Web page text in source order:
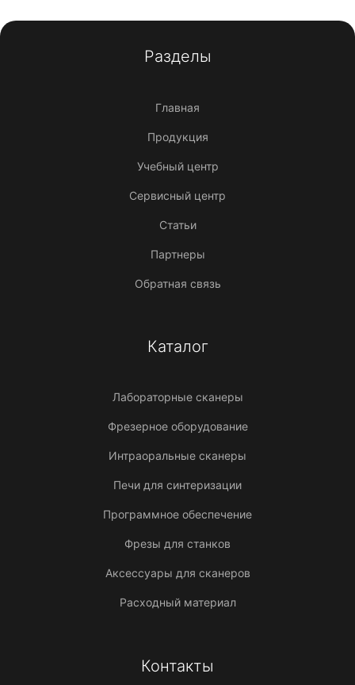
Разделы
Главная
Продукция
Учебный центр
Сервисный центр
Статьи
Партнеры
Обратная связь
Каталог
Лабораторные сканеры
Фрезерное оборудование
Интраоральные сканеры
Печи для синтеризации
Программное обеспечение
Фрезы для станков
Аксессуары для сканеров
Расходный материал
Контакты